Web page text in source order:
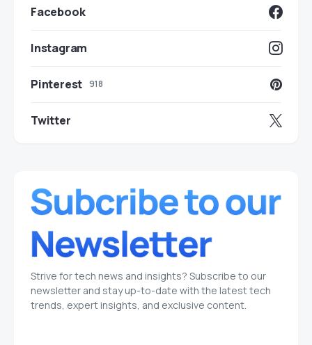
Facebook
Instagram
Pinterest 918
Twitter
Strive for tech news and insights? Subscribe to our
newsletter and stay up-to-date with the latest tech
trends, expert insights, and exclusive content.